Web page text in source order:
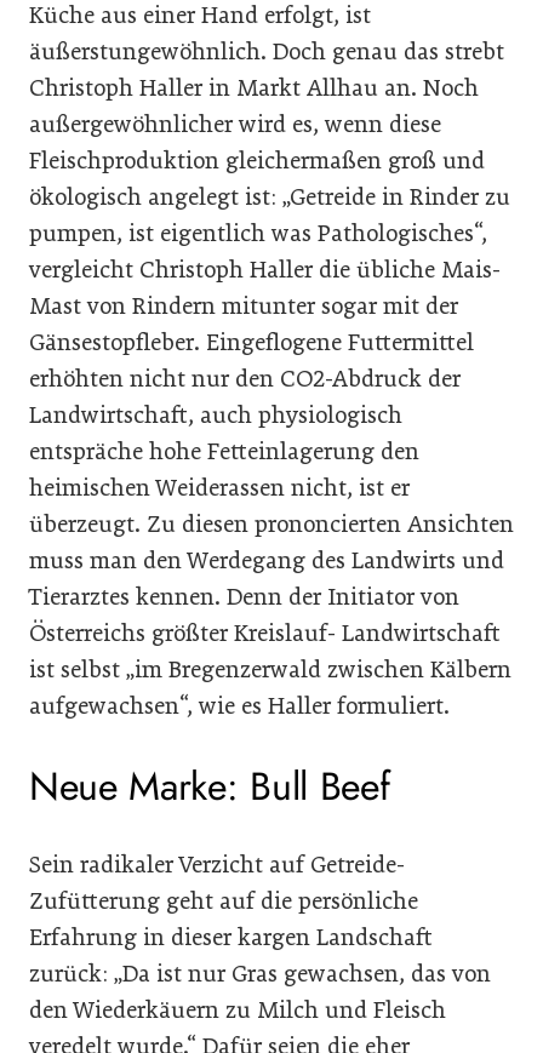
Küche aus einer Hand erfolgt, ist
äußerstungewöhnlich. Doch genau das strebt
Christoph Haller in Markt Allhau an. Noch
außergewöhnlicher wird es, wenn diese
Fleischproduktion gleichermaßen groß und
ökologisch angelegt ist: „Getreide in Rinder zu
pumpen, ist eigentlich was Pathologisches“,
vergleicht Christoph Haller die übliche Mais-
Mast von Rindern mitunter sogar mit der
Gänsestopfleber. Eingeflogene Futtermittel
erhöhten nicht nur den CO2-Abdruck der
Landwirtschaft, auch physiologisch
entspräche hohe Fetteinlagerung den
heimischen Weiderassen nicht, ist er
überzeugt. Zu diesen prononcierten Ansichten
muss man den Werdegang des Landwirts und
Tierarztes kennen. Denn der Initiator von
Österreichs größter Kreislauf- Landwirtschaft
ist selbst „im Bregenzerwald zwischen Kälbern
aufgewachsen“, wie es Haller formuliert.
Neue Marke: Bull Beef
Sein radikaler Verzicht auf Getreide-
Zufütterung geht auf die persönliche
Erfahrung in dieser kargen Landschaft
zurück: „Da ist nur Gras gewachsen, das von
den Wiederkäuern zu Milch und Fleisch
veredelt wurde.“ Dafür seien die eher